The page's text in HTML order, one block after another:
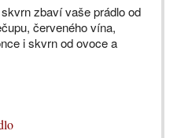
zbaví vaše prádlo od
červeného vína,
i skvrn od ovoce a